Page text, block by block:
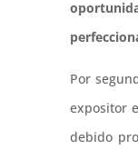
Por
expositor
debido